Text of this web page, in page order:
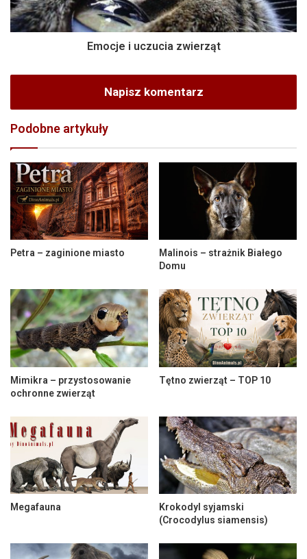
Emocje i uczucia zwierząt
Napisz komentarz
Podobne artykuły
Petra – zaginione miasto
Malinois – strażnik Białego
Domu
Mimikra – przystosowanie
ochronne zwierząt
Tętno zwierząt – TOP 10
Megafauna
Krokodyl syjamski
(Crocodylus siamensis)